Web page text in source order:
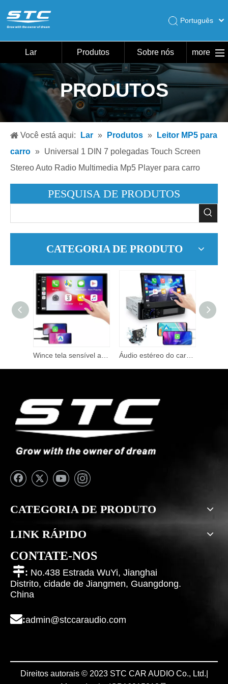
Lar
Notícias
Contate-nos
Português
Pусский
Español
Lar Produtos Sobre nós more
PRODUTOS
Você está aqui: Lar » Produtos »
Leitor MP5 para
carro » Universal 1 DIN 7 polegadas Touch Screen
Stereo Auto Radio Multimedia Mp5 Player para carro
PESQUISA DE PRODUTOS
CATEGORIA DE PRODUTO
CATEGORIA DE PRODUTO
LINK RÁPIDO
CONTATE-NOS
: No.438 Estrada WuYi, Jianghai
Distrito, cidade de Jiangmen, Guangdong.
China
:admin@stccaraudio.com
Direitos autorais © 2023 STC CAR AUDIO Co., Ltd.|